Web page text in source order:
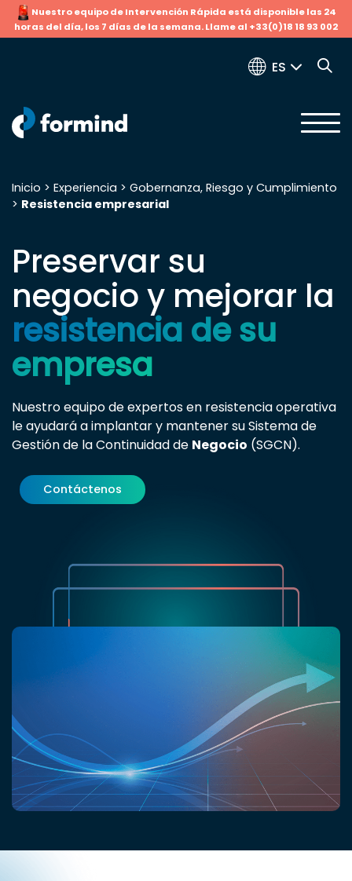
Nuestro equipo de Intervención Rápida está disponible las 24
horas del día, los 7 días de la semana. Llame al +33(0)18 18 93 002
ES
Buscar:
Inicio > Experiencia > Gobernanza, Riesgo y Cumplimiento
> Resistencia empresarial
Preservar su
negocio y mejorar la
resistencia de su
empresa
Nuestro equipo de expertos en resistencia operativa
le ayudará a implantar y mantener su Sistema de
Gestión de la Continuidad de Negocio (SGCN).
Contáctenos